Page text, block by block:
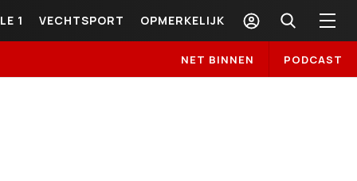
1 VECHTSPORT OPMERKELIJK
NET BINNEN PODCAST